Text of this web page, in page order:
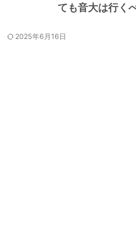
ても音大は行く
2025年6月16日